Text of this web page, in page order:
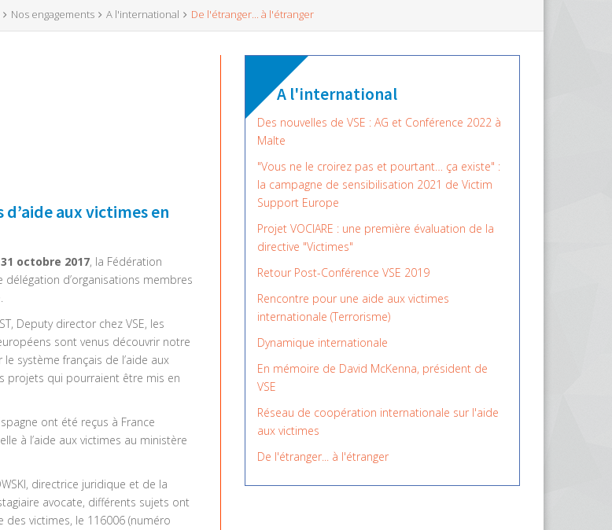
Nos engagements A l'international De l'étranger... à l'étranger
aux victimes en
octobre 2017, la Fédération
délégation d’organisations membres
Deputy director chez VSE, les
sont venus découvrir notre
système français de l’aide aux
projets qui pourraient être mis en
ont été reçus à France
à l’aide aux victimes au ministère
directrice juridique et de la
avocate, différents sujets ont
victimes, le 116006 (numéro
A l'international
Des nouvelles de VSE : AG et Conférence 2022 à
Malte
"Vous ne le croirez pas et pourtant… ça existe" :
la campagne de sensibilisation 2021 de Victim
Support Europe
Projet VOCIARE : une première évaluation de la
directive "Victimes"
Retour Post-Conférence VSE 2019
Rencontre pour une aide aux victimes
internationale (Terrorisme)
Dynamique internationale
En mémoire de David McKenna, président de
VSE
Réseau de coopération internationale sur l'aide
aux victimes
De l'étranger... à l'étranger